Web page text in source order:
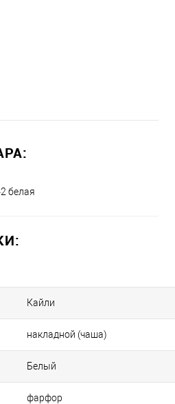
белая
Кайли
накладной (чаша)
Белый
фарфор